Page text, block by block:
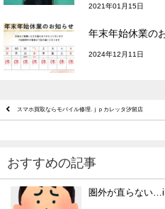
2021年01月15日
年末年始休業の
2024年12月11日
スマホ買取ならモバイル修理.ｊｐカレッタ汐留店
おすすめの記事
圏外が直らない